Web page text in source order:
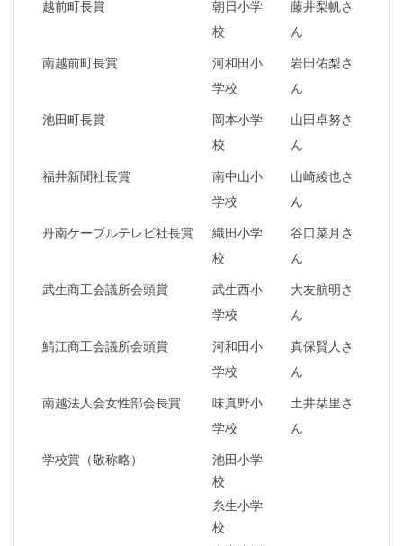
越前町長賞
朝日小学
校
藤井梨帆さ
ん
南越前町長賞
河和田小
学校
岩田佑梨さ
ん
池田町長賞
岡本小学
校
山田卓努さ
ん
福井新聞社長賞
南中山小
学校
山崎綾也さ
ん
丹南ケーブルテレビ社長賞
織田小学
校
谷口菜月さ
ん
武生商工会議所会頭賞
武生西小
学校
大友航明さ
ん
鯖江商工会議所会頭賞
河和田小
学校
真保賢人さ
ん
南越法人会女性部会長賞
味真野小
学校
土井栞里さ
ん
学校賞（敬称略）
池田小学
校
糸生小学
校